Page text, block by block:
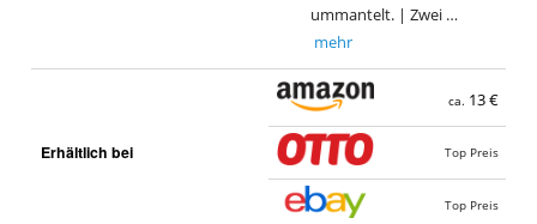
ummantelt. | Zwei …
mehr
Erhältlich bei
ca. 13 €
Top Preis
Top Preis